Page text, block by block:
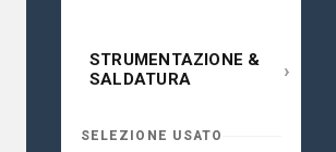
STRUMENTAZIONE &
SALDATURA
›
SELEZIONE USATO